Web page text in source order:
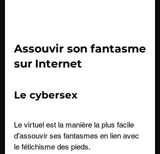
Assouvir son fantasme
sur Internet
Le cybersex
Le virtuel est la manière la plus facile
d’assouvir ses fantasmes en lien avec
le fétichisme des pieds.